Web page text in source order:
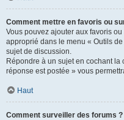
Comment mettre en favoris ou
Vous pouvez ajouter aux favoris
approprié dans le menu « Outils
sujet de discussion.
Répondre à un sujet en cochant la
réponse est postée » vous
Haut
Comment surveiller des forums ?